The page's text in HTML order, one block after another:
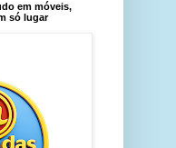
em móveis,
só lugar